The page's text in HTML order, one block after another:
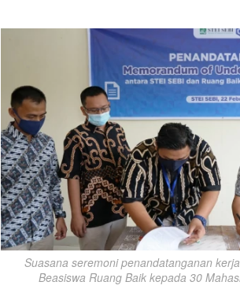
Suasana seremoni penandatanganan
Beasiswa Ruang Baik kepada 30